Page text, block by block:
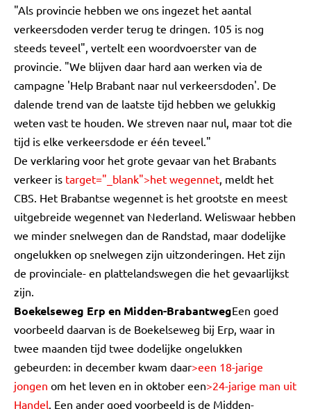
"Als provincie hebben we ons ingezet het aantal
verkeersdoden verder terug te dringen. 105 is nog
steeds teveel", vertelt een woordvoerster van de
provincie. "We blijven daar hard aan werken via de
campagne 'Help Brabant naar nul verkeersdoden'. De
dalende trend van de laatste tijd hebben we gelukkig
weten vast te houden. We streven naar nul, maar tot die
tijd is elke verkeersdode er één teveel."
De verklaring voor het grote gevaar van het Brabants
verkeer is target="_blank">het wegennet, meldt het
CBS. Het Brabantse wegennet is het grootste en meest
uitgebreide wegennet van Nederland. Weliswaar hebben
we minder snelwegen dan de Randstad, maar dodelijke
ongelukken op snelwegen zijn uitzonderingen. Het zijn
de provinciale- en plattelandswegen die het gevaarlijkst
zijn.
Boekelseweg Erp en Midden-BrabantwegEen goed
voorbeeld daarvan is de Boekelseweg bij Erp, waar in
twee maanden tijd twee dodelijke ongelukken
gebeurden: in december kwam daar>een 18-jarige
jongen om het leven en in oktober een>24-jarige man uit
Handel. Een ander goed voorbeeld is de Midden-